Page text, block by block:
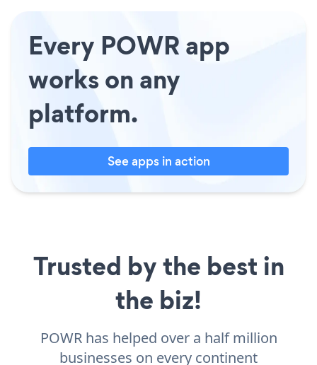
Every POWR app
works on any
platform.
See apps in action
Trusted by the best in
the biz!
POWR has helped over a half million
businesses on every continent